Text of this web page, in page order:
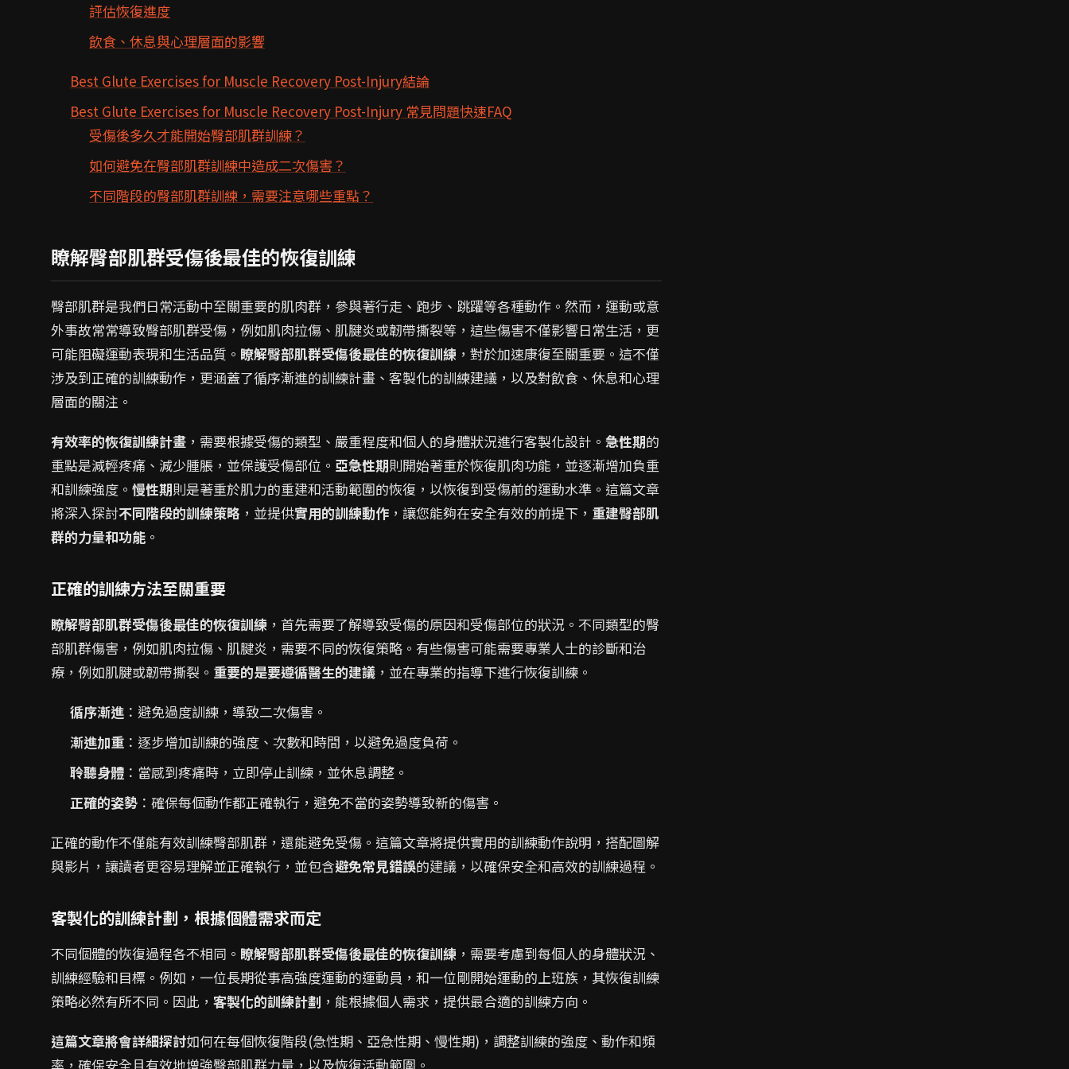
評估恢復進度
飲食、休息與心理層面的影響
Best Glute Exercises for Muscle Recovery Post-Injury結論
Best Glute Exercises for Muscle Recovery Post-Injury 常見問題快速FAQ
受傷後多久才能開始臀部肌群訓練？
如何避免在臀部肌群訓練中造成二次傷害？
不同階段的臀部肌群訓練，需要注意哪些重點？
瞭解臀部肌群受傷後最佳的恢復訓練
臀部肌群是我們日常活動中至關重要的肌肉群，參與著行走、跑步、跳躍等各種動作。然而，運動或意
外事故常常導致臀部肌群受傷，例如肌肉拉傷、肌腱炎或韌帶撕裂等，這些傷害不僅影響日常生活，更
可能阻礙運動表現和生活品質。 瞭解臀部肌群受傷後最佳的恢復訓練 ，對於加速康復至關重要。這不僅
涉及到正確的訓練動作，更涵蓋了循序漸進的訓練計畫、客製化的訓練建議，以及對飲食、休息和心理
層面的關注。
有效率的恢復訓練計畫 ，需要根據受傷的類型、嚴重程度和個人的身體狀況進行客製化設計。 急性期的
重點是減輕疼痛、減少腫脹，並保護受傷部位。 亞急性期則開始著重於恢復肌肉功能，並逐漸增加負重
和訓練強度。 慢性期則是著重於肌力的重建和活動範圍的恢復，以恢復到受傷前的運動水準。這篇文章
將深入探討不同階段的訓練策略 ，並提供實用的訓練動作 ，讓您能夠在安全有效的前提下， 重建臀部肌
群的力量和功能 。
正確的訓練方法至關重要
瞭解臀部肌群受傷後最佳的恢復訓練 ，首先需要了解導致受傷的原因和受傷部位的狀況。不同類型的臀
部肌群傷害，例如肌肉拉傷、肌腱炎，需要不同的恢復策略。有些傷害可能需要專業人士的診斷和治
療，例如肌腱或韌帶撕裂。 重要的是要遵循醫生的建議 ，並在專業的指導下進行恢復訓練。
循序漸進 ：避免過度訓練，導致二次傷害。
漸進加重 ：逐步增加訓練的強度、次數和時間，以避免過度負荷。
聆聽身體 ：當感到疼痛時，立即停止訓練，並休息調整。
正確的姿勢 ：確保每個動作都正確執行，避免不當的姿勢導致新的傷害。
正確的動作不僅能有效訓練臀部肌群，還能避免受傷。這篇文章將提供實用的訓練動作說明，搭配圖解
與影片，讓讀者更容易理解並正確執行，並包含避免常見錯誤的建議，以確保安全和高效的訓練過程。
客製化的訓練計劃，根據個體需求而定
不同個體的恢復過程各不相同。 瞭解臀部肌群受傷後最佳的恢復訓練 ，需要考慮到每個人的身體狀況、
訓練經驗和目標。例如，一位長期從事高強度運動的運動員，和一位剛開始運動的上班族，其恢復訓練
策略必然有所不同。因此， 客製化的訓練計劃 ，能根據個人需求，提供最合適的訓練方向。
這篇文章將會詳細探討如何在每個恢復階段(急性期、亞急性期、慢性期)，調整訓練的強度、動作和頻
率，確保安全且有效地增強臀部肌群力量，以及恢復活動範圍。